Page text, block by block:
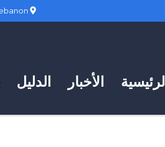
الدليل الأخبار الرئيسية